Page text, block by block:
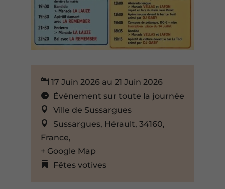
17 Juin 2026 au 21 Juin 2026
Événement sur toute la journée
Ville de Sussargues
Sussargues, Hérault, 34160,
France,
+ Google Map
Fêtes votives